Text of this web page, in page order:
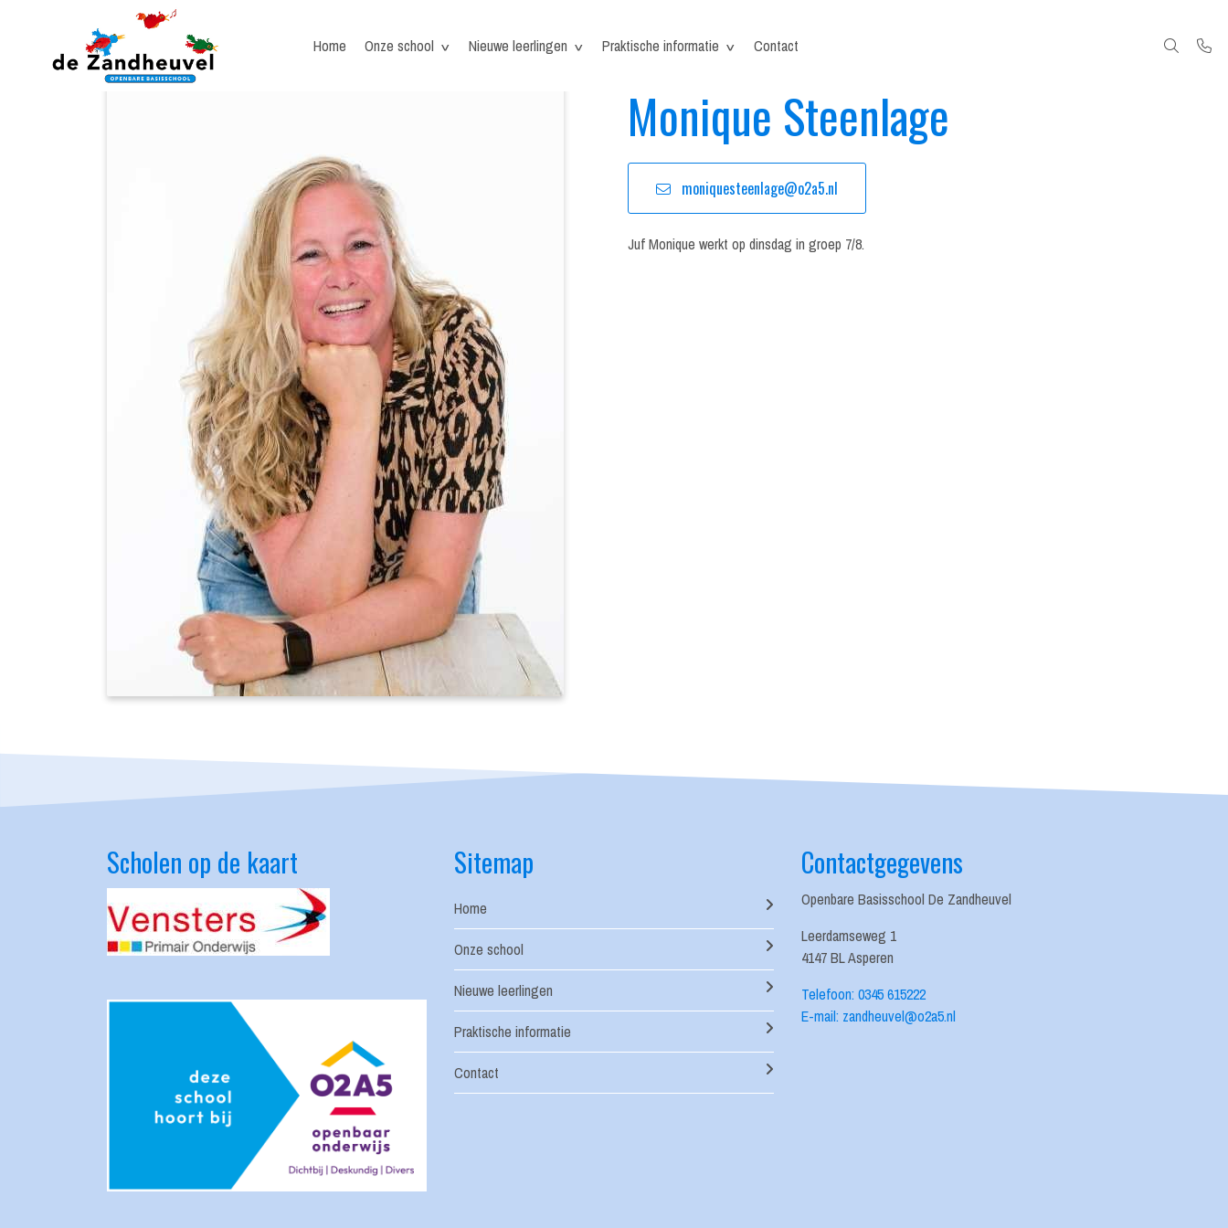
Home Onze school Nieuwe leerlingen Praktische informatie Contact
Monique Steenlage
moniquesteenlage@o2a5.nl
Juf Monique werkt op dinsdag in groep 7/8.
Scholen op de kaart Sitemap
Home
Onze school
Nieuwe leerlingen
Praktische informatie
Contact
Contactgegevens
Openbare Basisschool De Zandheuvel
Leerdamseweg 1
4147 BL Asperen
Telefoon: 0345 615222
E-mail: zandheuvel@o2a5.nl